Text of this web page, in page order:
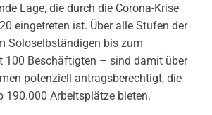
Lage, die durch die Corona-Krise
eingetreten ist. Über alle Stufen der
Soloselbständigen bis zum
100 Beschäftigten – sind damit über
potenziell antragsberechtigt, die
190.000 Arbeitsplätze bieten.